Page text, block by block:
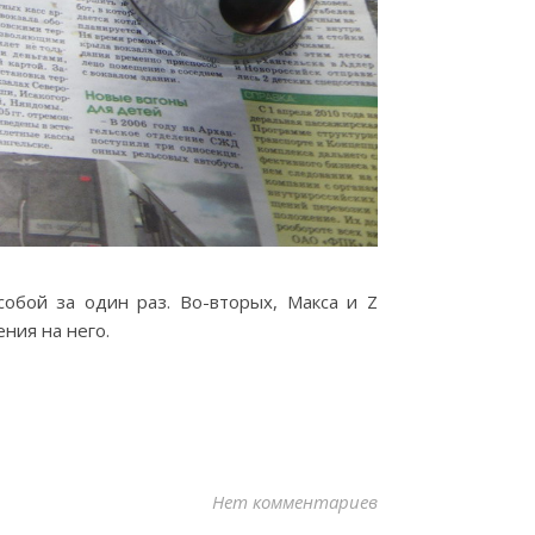
за один раз. Во-вторых, Макса и Ζ
на него.
Нет комментариев